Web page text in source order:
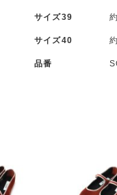
サイズ39
サイズ40
品番